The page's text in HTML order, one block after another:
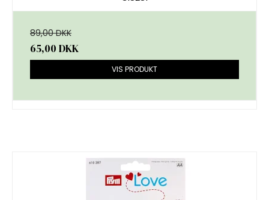
89,00 DKK
65,00 DKK
VIS PRODUKT